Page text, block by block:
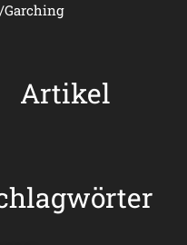
Garching
Artikel